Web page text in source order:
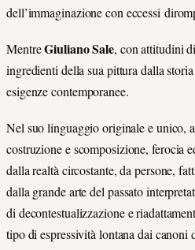
dell’immaginazione con eccessi
MentreGiuliano Sale, con attitudini
ingredienti della sua pittura dalla
esigenze contemporanee.
Nel suo linguaggio originale e unico,
costruzione e scomposizione, ferocia
dalla realtà circostante, da persone,
dalla grande arte del passato
di decontestualizzazione e
tipo di espressività lontana dai canoni